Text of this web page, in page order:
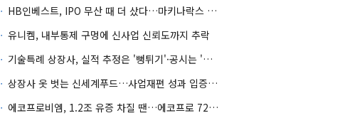
HB인베스트, IPO 무산 때 더 샀다…마키나락스 투자 2.7배 회수
유니켐, 내부통제 구멍에 신사업 신뢰도까지 추락
기술특례 상장사, 실적 추정은 '뻥튀기'·공시는 '누락'
상장사 옷 벗는 신세계푸드…사업재편 성과 입증할까
에코프로비엠, 1.2조 유증 차질 땐…에코프로 7270억 '독박'